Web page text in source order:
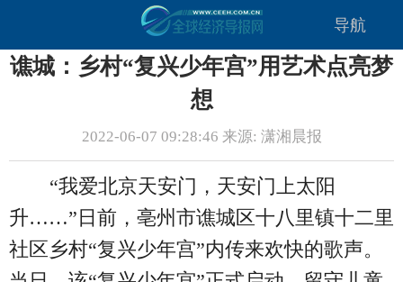
导航
谯城：乡村“复兴少年宫”用艺术点亮梦
想
2022-06-07 09:28:46 来源: 潇湘晨报
“我爱北京天安门，天安门上太阳
升……”日前，亳州市谯城区十八里镇十二里
社区乡村“复兴少年宫”内传来欢快的歌声。